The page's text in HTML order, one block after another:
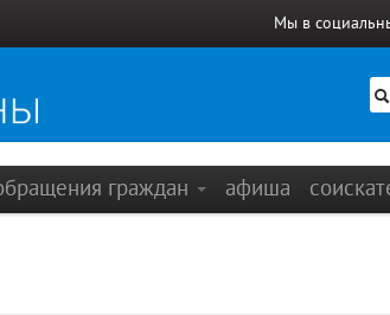
Мы в
граждан афиша